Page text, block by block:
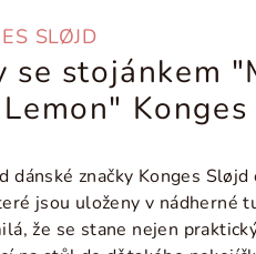
SLØJD
se stojánkem
dánské značky Konges
jsou uloženy v nádherné
že se stane nejen